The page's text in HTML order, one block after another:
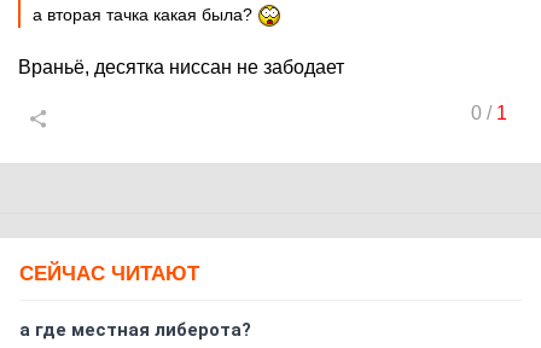
а вторая тачка какая была?
Враньё, десятка ниссан не забодает
0/ 1
СЕЙЧАС ЧИТАЮТ
а где местная либерота?